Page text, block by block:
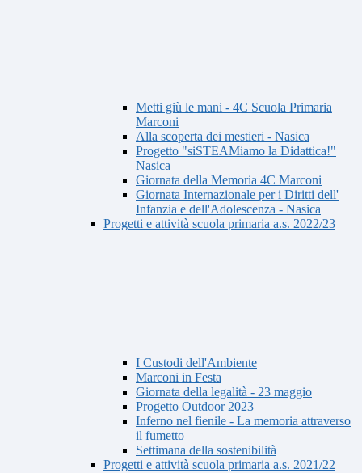
Metti giù le mani - 4C Scuola Primaria
Marconi
Alla scoperta dei mestieri - Nasica
Progetto "siSTEAMiamo la Didattica!"
Nasica
Giornata della Memoria 4C Marconi
Giornata Internazionale per i Diritti dell'
Infanzia e dell'Adolescenza - Nasica
Progetti e attività scuola primaria a.s. 2022/23
I Custodi dell'Ambiente
Marconi in Festa
Giornata della legalità - 23 maggio
Progetto Outdoor 2023
Inferno nel fienile - La memoria attraverso
il fumetto
Settimana della sostenibilità
Progetti e attività scuola primaria a.s. 2021/22